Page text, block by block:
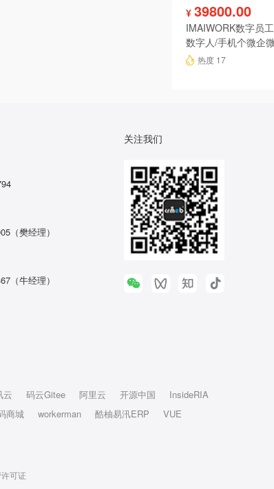
¥ 39800.00
IMAIWORK数字员
数字人/手机个微企
陪练/电销/客服/法
热度 17
（樊经理）
（牛经理）
关注我们
云 码云Gitee 阿里云 开源中国
InsideRIA
商城 workerman 酷柚易汛ERP
VUE
可证